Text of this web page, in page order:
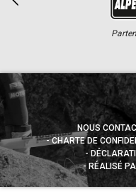
NOUS
CHARTE DE
RÉALISÉ